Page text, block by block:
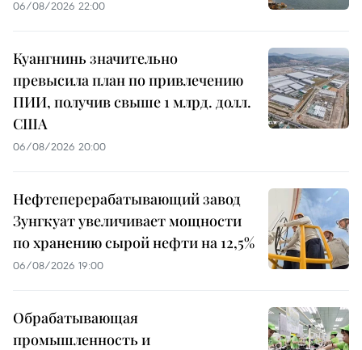
06/08/2026 22:00
Куангнинь значительно
превысила план по привлечению
ПИИ, получив свыше 1 млрд. долл.
США
06/08/2026 20:00
Нефтеперерабатывающий завод
Зунгкуат увеличивает мощности
по хранению сырой нефти на 12,5%
06/08/2026 19:00
Обрабатывающая
промышленность и